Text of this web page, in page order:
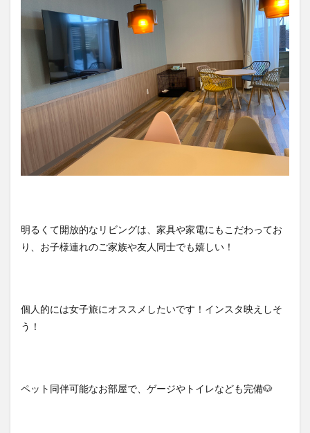
明るくて開放的なリビングは、家具や家電にもこだわってお
り、お子様連れのご家族や友人同士でも嬉しい！
個人的には女子旅にオススメしたいです！インスタ映えしそ
う！
ペット同伴可能なお部屋で、ゲージやトイレなども完備🐶